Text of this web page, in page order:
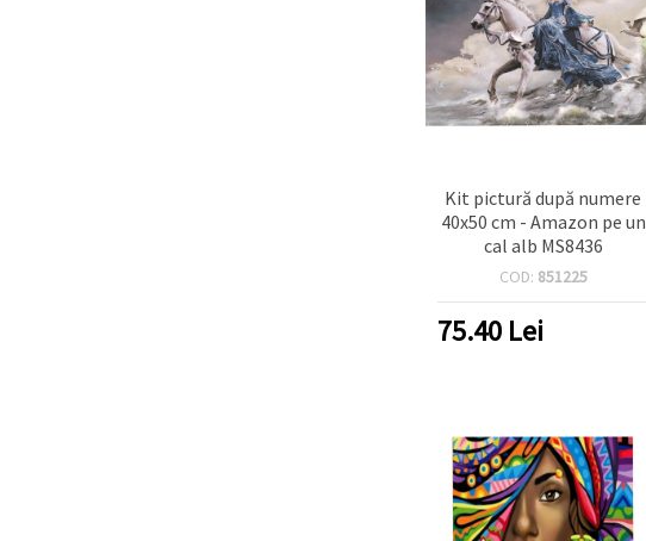
Kit pictură după numere
40x50 cm - Amazon pe un
cal alb MS8436
COD: 851225
75.40 Lei